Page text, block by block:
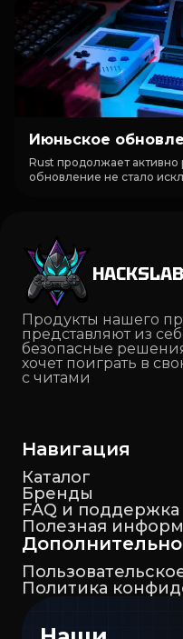
Июньское
Rust продолжает активно
обновление не стало
HACKSLAB
Продукты нашего
представляют из
безопасные
хочет поиграть в
с читами
Навигация
Каталог
Бренды
FAQ и поддержка
Полезная
Дополнительно
Политика